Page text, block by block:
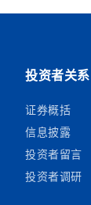
投资者关系
证券概括
信息披露
投资者留言
投资者调研